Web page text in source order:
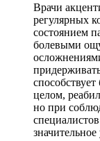
Врачи
регулярных
состоянием
болевыми
целом,
но при